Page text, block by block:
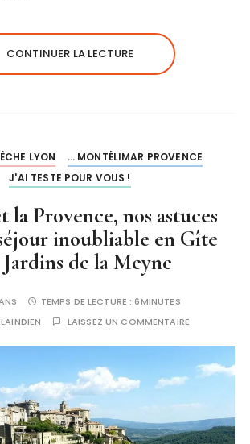
CONTINUER LA LECTURE
LYON
... MONTÉLIMAR PROVENCE
J'AI TESTE POUR VOUS !
la Provence, nos astuces
inoubliable en Gîte
de la Meyne
TEMPS DE LECTURE :6MINUTES
LAISSEZ UN COMMENTAIRE